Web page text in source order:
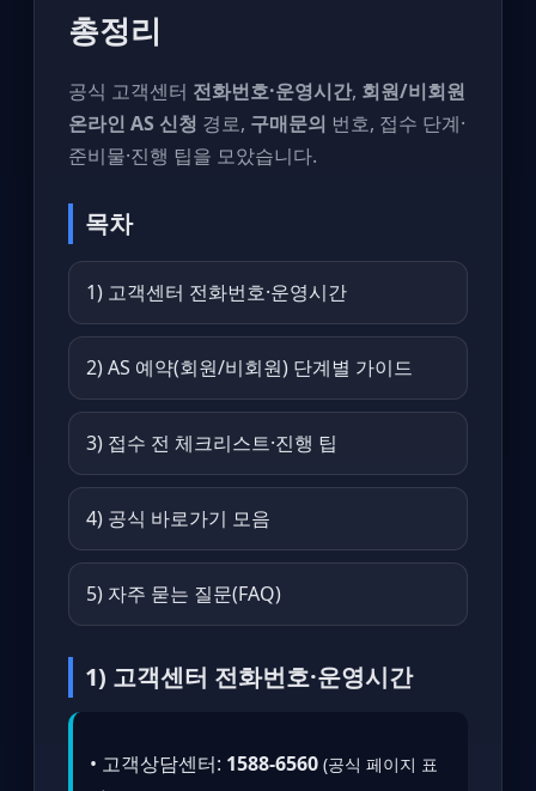
총정리
공식 고객센터 전화번호·운영시간, 회원/비회원
온라인 AS 신청 경로, 구매문의 번호, 접수 단계·
준비물·진행 팁을 모았습니다.
목차
1) 고객센터 전화번호·운영시간
2) AS 예약(회원/비회원) 단계별 가이드
3) 접수 전 체크리스트·진행 팁
4) 공식 바로가기 모음
5) 자주 묻는 질문(FAQ)
1) 고객센터 전화번호·운영시간
• 고객상담센터: 1588-6560 (공식 페이지 표